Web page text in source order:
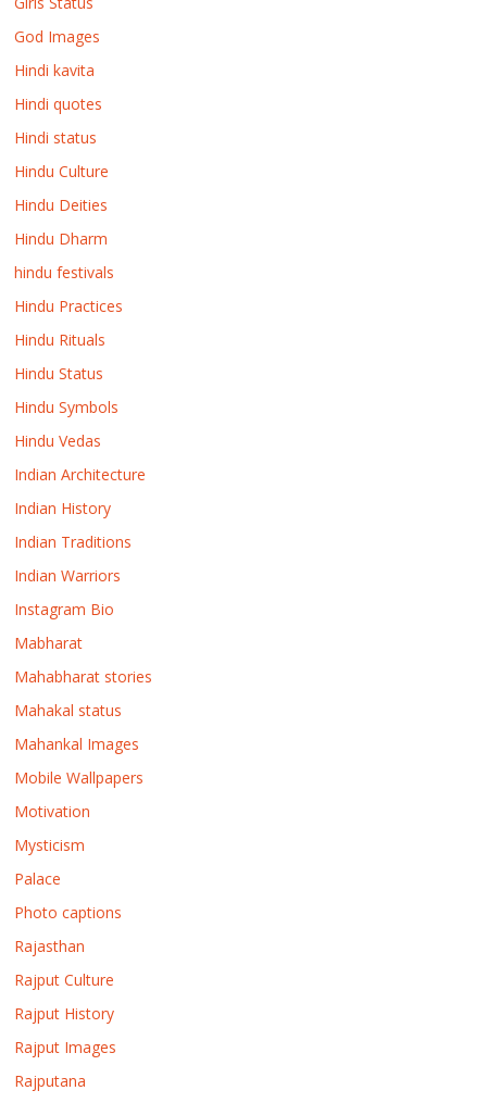
God Images
Hindi kavita
Hindi quotes
Hindi status
Hindu Culture
Hindu Deities
Hindu Dharm
hindu festivals
Hindu Practices
Hindu Rituals
Hindu Status
Hindu Symbols
Hindu Vedas
Indian Architecture
Indian History
Indian Traditions
Indian Warriors
Instagram Bio
Mabharat
Mahabharat stories
Mahakal status
Mahankal Images
Mobile Wallpapers
Motivation
Mysticism
Palace
Photo captions
Rajasthan
Rajput Culture
Rajput History
Rajput Images
Rajputana